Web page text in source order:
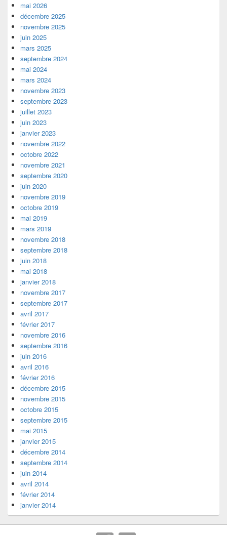
mai 2026
décembre 2025
novembre 2025
juin 2025
mars 2025
septembre 2024
mai 2024
mars 2024
novembre 2023
septembre 2023
juillet 2023
juin 2023
janvier 2023
novembre 2022
octobre 2022
novembre 2021
septembre 2020
juin 2020
novembre 2019
octobre 2019
mai 2019
mars 2019
novembre 2018
septembre 2018
juin 2018
mai 2018
janvier 2018
novembre 2017
septembre 2017
avril 2017
février 2017
novembre 2016
septembre 2016
juin 2016
avril 2016
février 2016
décembre 2015
novembre 2015
octobre 2015
septembre 2015
mai 2015
janvier 2015
décembre 2014
septembre 2014
juin 2014
avril 2014
février 2014
janvier 2014